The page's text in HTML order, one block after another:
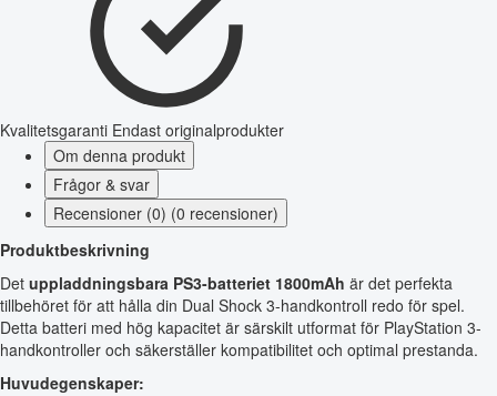
Kvalitetsgaranti Endast originalprodukter
Om denna produkt
Frågor & svar
Recensioner (0) (0 recensioner)
Produktbeskrivning
Det uppladdningsbara PS3-batteriet 1800mAh är det perfekta
tillbehöret för att hålla din Dual Shock 3-handkontroll redo för spel.
Detta batteri med hög kapacitet är särskilt utformat för PlayStation 3-
handkontroller och säkerställer kompatibilitet och optimal prestanda.
Huvudegenskaper: